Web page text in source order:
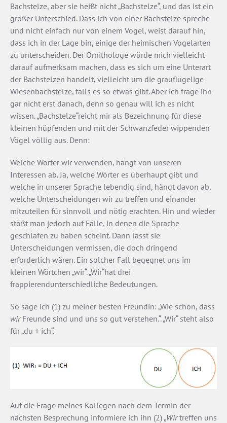
Bachstelze, aber sie heißt nicht „Bachstelze“, und das ist ein
großer Unterschied. Dass ich von einer Bachstelze spreche
und nicht einfach nur von einem Vogel, weist darauf hin,
dass ich in der Lage bin, einige der heimischen Vogelarten
zu unterscheiden. Der Ornithologe würde mich vielleicht
darauf aufmerksam machen, dass es sich um eine Unterart
der Bachstelzen handelt, vielleicht um die grauflügelige
Wiesenbachstelze, falls es so etwas gibt. Aber ich frage ihn
gar nicht erst danach, denn so genau will ich es nicht
wissen. „Bachstelze“reicht mir als Bezeichnung für diese
kleinen hüpfenden und mit der Schwanzfeder wippenden
Vögel völlig aus. Denn:
Welche Wörter wir verwenden, hängt von unseren
Interessen ab. Ja, welche Wörter es überhaupt gibt und
welche in unserer Sprache lebendig sind, hängt davon ab,
welche Unterscheidungen wir zu treffen und einander
mitzuteilen für sinnvoll und nötig erachten. Hin und wieder
stößt man jedoch auf Fälle, in denen die Sprache
geschlafen zu haben scheint. Dann lässt sie
Unterscheidungen vermissen, die doch dringend
erforderlich wären. Ein solcher Fall begegnet uns im
kleinen Wörtchen „wir“. „Wir“hat drei
frappierendunterschiedliche Bedeutungen.
So sage ich (1) zu meiner besten Freundin: „Wie schön, dass
wirFreunde sind und uns so gut verstehen.“. „Wir“ steht also
für „du + ich“.
Auf die Frage meines Kollegen nach dem Termin der
nächsten Besprechung informiere ich ihn (2) „Wirtreffen uns